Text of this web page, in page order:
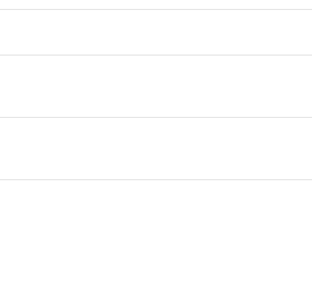
例外情事適用準則第2條第5款之規定
為電子書，屬非以有形媒介提供之數